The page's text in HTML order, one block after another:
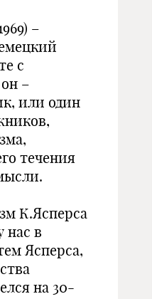
–
с
–
или один
течения
К.Ясперса
нас в
Ясперса,
на 30-